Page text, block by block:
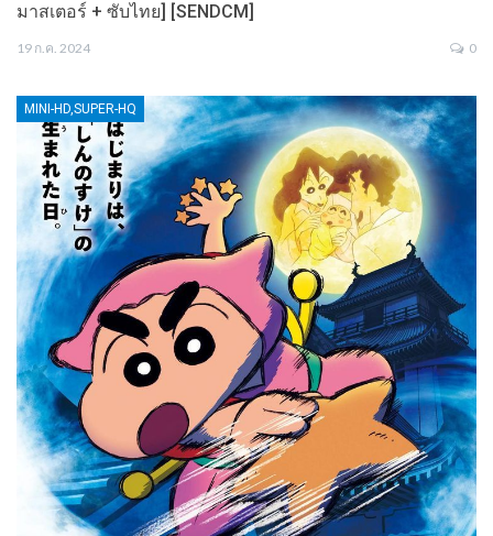
มาสเตอร์ + ซับไทย] [SENDCM]
19 ก.ค. 2024 0
MINI-HD,SUPER-HQ